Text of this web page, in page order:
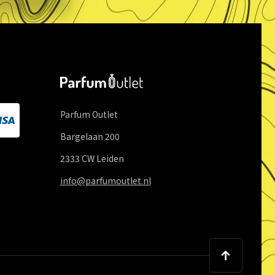
Parfum Outlet
Bargelaan 200
2333 CW Leiden
info@parfumoutlet.nl